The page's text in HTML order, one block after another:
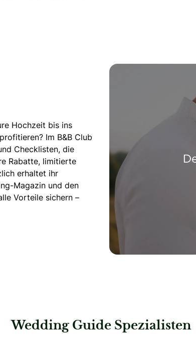
Hochzeit bis ins
Im B&B Club
Checklisten, die
Rabatte, limitierte
erhaltet ihr
Magazin und den
Vorteile sichern –
Wedding Guide Spezialisten